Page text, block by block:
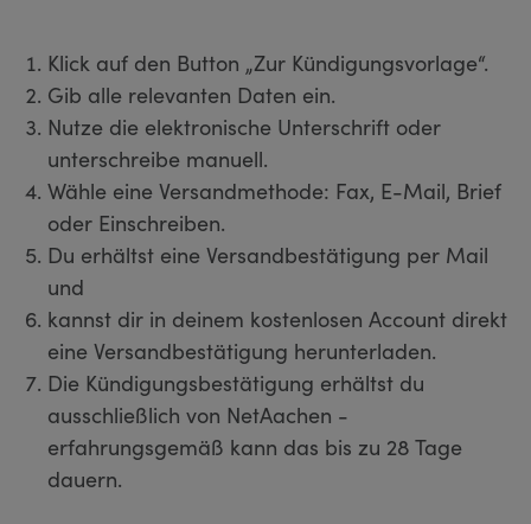
Klick auf den Button „Zur Kündigungsvorlage“.
Gib alle relevanten Daten ein.
Nutze die elektronische Unterschrift oder
unterschreibe manuell.
Wähle eine Versandmethode: Fax, E-Mail, Brief
oder Einschreiben.
Du erhältst eine Versandbestätigung per Mail
und
kannst dir in deinem kostenlosen Account direkt
eine Versandbestätigung herunterladen.
Die Kündigungsbestätigung erhältst du
ausschließlich von NetAachen -
erfahrungsgemäß kann das bis zu 28 Tage
dauern.